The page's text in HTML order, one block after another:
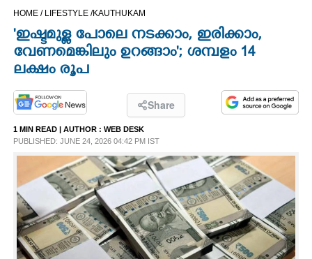
OPINION
PHOTOS
LIFESTYLE
SPIRITUAL
INFO+
HOME / LIFESTYLE /KAUTHUKAM
'ഇഷ്ടമുള്ള പോലെ നടക്കാം,​ ഇരിക്കാം,
വേണമെങ്കിലും ഉറങ്ങാം'; ശമ്പളം 14
ലക്ഷം രൂപ
Share
1 MIN READ | AUTHOR : WEB DESK
PUBLISHED: JUNE 24, 2026 04:42 PM IST